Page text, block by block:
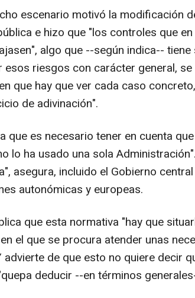
escenario motivó la modificación
e hizo que "los controles que
algo que --según indica--
esos riesgos con carácter general,
que hay que ver cada caso
de adivinación".
que es necesario tener en cuenta
lo ha usado una sola
asegura, incluido el Gobierno
autonómicas y europeas.
que esta normativa "hay que
el que se procura atender unas
advierte de que esto no quiere decir
deducir --en términos